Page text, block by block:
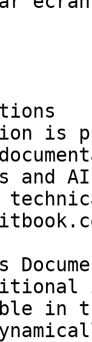
is
and
in